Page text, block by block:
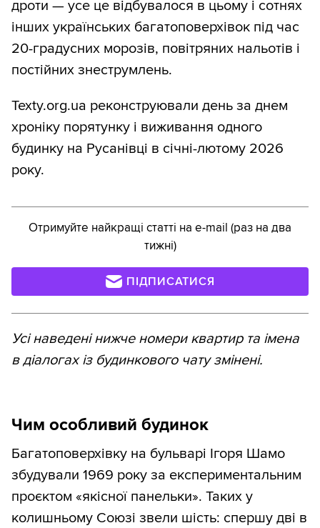
дроти — усе це відбувалося в цьому і сотнях
інших українських багатоповерхівок під час
20-градусних морозів, повітряних нальотів і
постійних знеструмлень.
Texty.org.ua реконструювали день за днем
хроніку порятунку і виживання одного
будинку на Русанівці в січні-лютому 2026
року.
Отримуйте найкращі статті на e-mail (раз на два
тижні)
ПІДПИСАТИСЯ
Усі наведені нижче номери квартир та імена
в діалогах із будинкового чату змінені.
Чим особливий будинок
Багатоповерхівку на бульварі Ігоря Шамо
збудували 1969 року за експериментальним
проєктом «якісної панельки». Таких у
колишньому Союзі звели шість: спершу дві в